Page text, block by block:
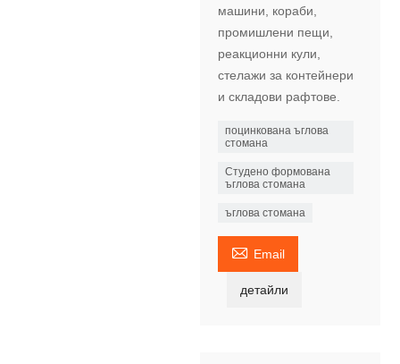
машини, кораби,
промишлени пещи,
реакционни кули,
стелажи за контейнери
и складови рафтове.
поцинкована ъглова
стомана
Студено формована
ъглова стомана
ъглова стомана
 Email
детайли